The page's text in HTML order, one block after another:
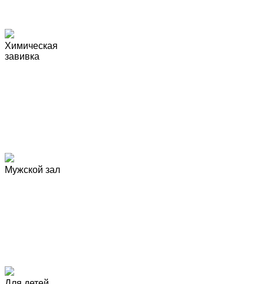
Химическая
завивка
Мужской зал